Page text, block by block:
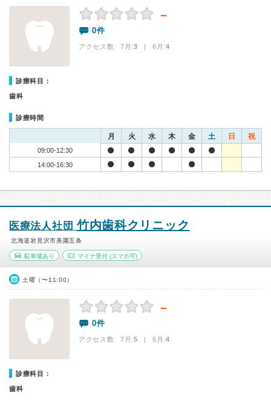
－
0件
アクセス数 7月:3 | 6月:4
診療科目：
歯科
診療時間
月 火 水 木 金 土 日 祝
09:00-12:30
14:00-16:30
医療法人社団 竹内歯科クリニック
北海道岩見沢市美園五条
駐車場あり マイナ受付(スマホ可)
土曜（〜11:00）
－
0件
アクセス数 7月:5 | 6月:4
診療科目：
歯科